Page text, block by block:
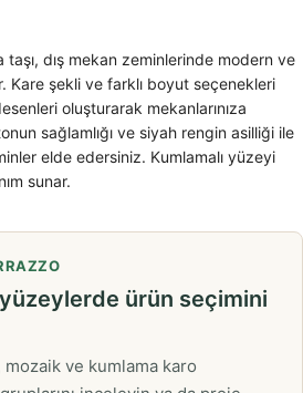
taşı, dış mekan zeminlerinde modern ve
Kare şekli ve farklı boyut seçenekleri
oluşturarak mekanlarınıza
sağlamlığı ve siyah rengin asilliği ile
elde edersiniz. Kumlamalı yüzeyi
sunar.
ürün seçimini
ve kumlama karo